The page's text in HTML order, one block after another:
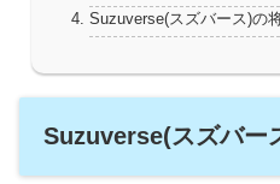
Suzuverse(スズバース)の
Suzuverse(スズバー